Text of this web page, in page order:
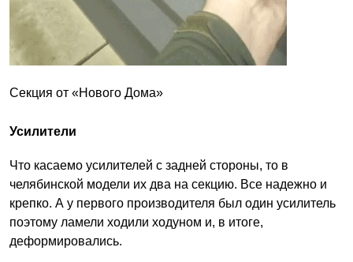
Секция от «Нового Дома»
Усилители
Что касаемо усилителей с задней стороны, то в
челябинской модели их два на секцию. Все надежно и
крепко. А у первого производителя был один усилитель
поэтому ламели ходили ходуном и, в итоге,
деформировались.